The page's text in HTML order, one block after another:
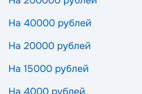
На 40000 рублей
На 20000 рублей
На 15000 рублей
На 4000 рублей